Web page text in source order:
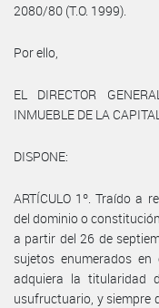
2080/80 (T.O. 1999).
Por ello,
EL DIRECTOR
INMUEBLE DE LA
DISPONE:
ARTÍCULO 1º. Traído a
del dominio o
a partir del 26 de
sujetos enumerados
adquiera la titularidad
usufructuario, y siempre